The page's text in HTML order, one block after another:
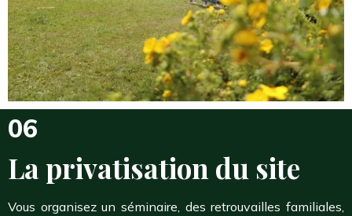
06
La privatisation du site
Vous organisez un séminaire, des retrouvailles familiales,